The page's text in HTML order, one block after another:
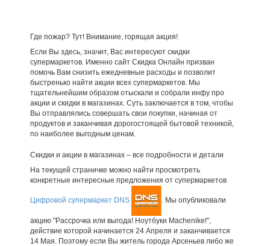
Где пожар? Тут! Внимание, горящая акция!
Если Вы здесь, значит, Вас интересуют скидки
супермаркетов. Именно сайт Скидка Онлайн призван
помочь Вам снизить ежедневные расходы и позволит
быстренько найти акции всех супермаркетов. Мы
тщательнейшим образом отыскали и собрали инфу про
акции и скидки в магазинах. Суть заключается в том, чтобы
Вы отправлялись совершать свои покупки, начиная от
продуктов и заканчивая дорогостоящей бытовой техникой,
по наиболее выгодным ценам.
Скидки и акции в магазинах – все подробности и детали
На текущей страничке можно найти просмотреть
конкретные интересные предложения от супермаркетов
Цифровой супермаркет DNS . Мы опубликовали
акцию "Рассрочка или выгода! Ноутбуки Machenike!",
действие которой начинается 24 Апреля и заканчивается
14 Мая. Поэтому если Вы житель города Арсеньев либо же